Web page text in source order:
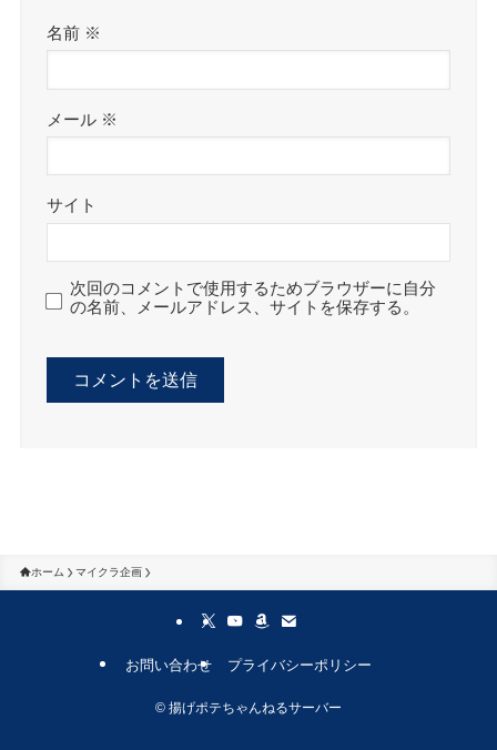
名前 ※
メール ※
サイト
次回のコメントで使用するためブラウザーに自分
の名前、メールアドレス、サイトを保存する。
ホーム マイクラ企画
お問い合わせ プライバシーポリシー
© 揚げポテちゃんねるサーバー